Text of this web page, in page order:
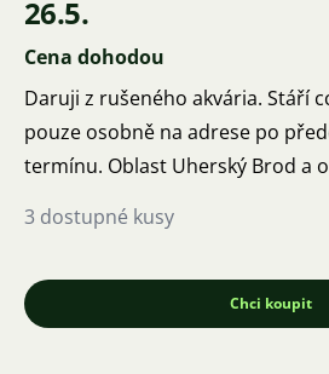
26.5.
Cena dohodou
Daruji z rušeného akvária. Stáří
pouze osobně na adrese po
termínu. Oblast Uherský Brod a
3 dostupné kusy
Chci koupit